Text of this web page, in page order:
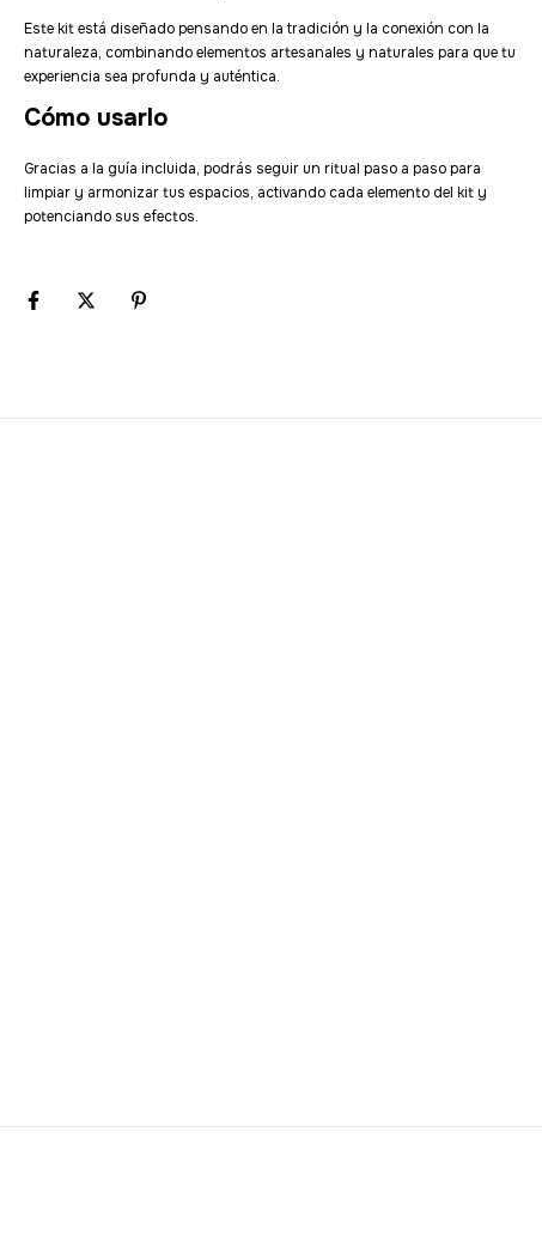
Este kit está diseñado pensando en la tradición y la conexión con la
naturaleza, combinando elementos artesanales y naturales para que tu
experiencia sea profunda y auténtica.
Cómo usarlo
Gracias a la guía incluida, podrás seguir un ritual paso a paso para
limpiar y armonizar tus espacios, activando cada elemento del kit y
potenciando sus efectos.